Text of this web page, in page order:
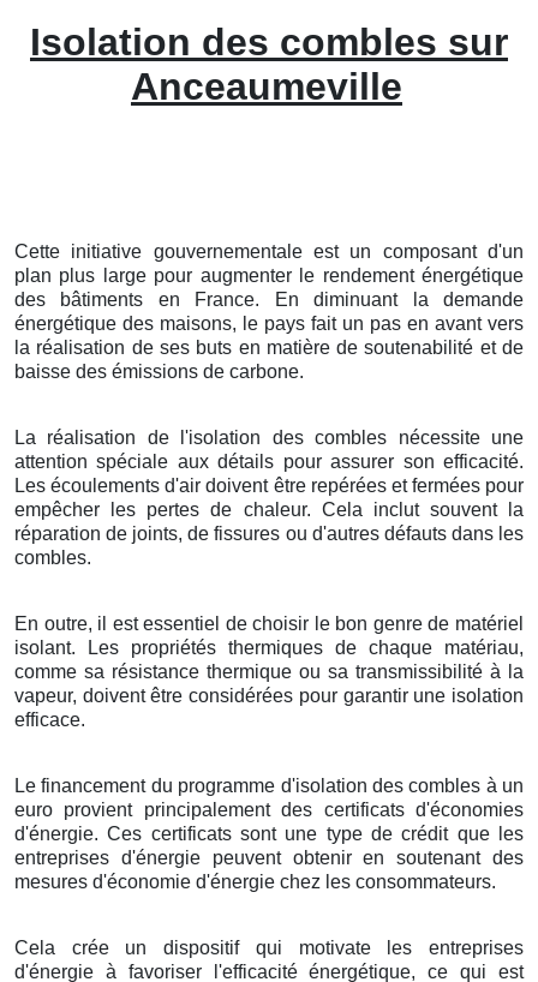
Isolation des combles sur
Anceaumeville
Cette initiative gouvernementale est un composant d'un
plan plus large pour augmenter le rendement énergétique
des bâtiments en France. En diminuant la demande
énergétique des maisons, le pays fait un pas en avant vers
la réalisation de ses buts en matière de soutenabilité et de
baisse des émissions de carbone.
La réalisation de l'isolation des combles nécessite une
attention spéciale aux détails pour assurer son efficacité.
Les écoulements d'air doivent être repérées et fermées pour
empêcher les pertes de chaleur. Cela inclut souvent la
réparation de joints, de fissures ou d'autres défauts dans les
combles.
En outre, il est essentiel de choisir le bon genre de matériel
isolant. Les propriétés thermiques de chaque matériau,
comme sa résistance thermique ou sa transmissibilité à la
vapeur, doivent être considérées pour garantir une isolation
efficace.
Le financement du programme d'isolation des combles à un
euro provient principalement des certificats d'économies
d'énergie. Ces certificats sont une type de crédit que les
entreprises d'énergie peuvent obtenir en soutenant des
mesures d'économie d'énergie chez les consommateurs.
Cela crée un dispositif qui motivate les entreprises
d'énergie à favoriser l'efficacité énergétique, ce qui est